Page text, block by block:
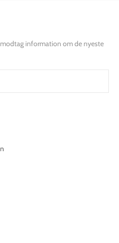
information om de nyeste